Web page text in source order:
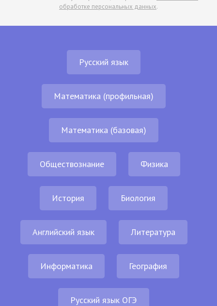
обработке персональных данных.
Русский язык
Математика (профильная)
Математика (базовая)
Обществознание Физика
История Биология
Английский язык Литература
Информатика География
Русский язык ОГЭ